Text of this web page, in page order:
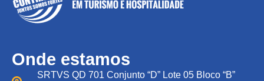
Onde estamos
SRTVS QD 701 Conjunto “D” Lote 05 Bloco “B”